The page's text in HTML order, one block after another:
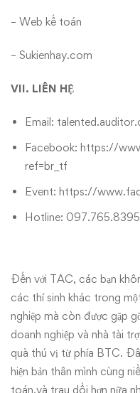
– Web kế toán
– Sukienhay.com
VII. LIÊN HỆ
Email:
Facebook: https://
ref=br_tf
Event: https://
Hotline: 097.765.8395
Đến với TAC, các bạn
các thí sinh khác trong
nghiệp mà còn được gặp
doanh nghiệp và nhà tài
quà thú vị từ phía BTC.
hiện bản thân mình cùng
toán,và trau dồi hơn nữa